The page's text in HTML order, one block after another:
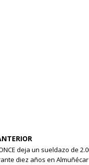
deja un sueldazo de
diez años en Almuñécar